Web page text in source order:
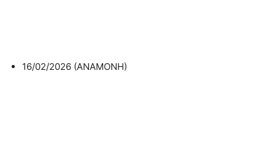
16/02/2026 (ΑΝΑΜΟΝΗ)